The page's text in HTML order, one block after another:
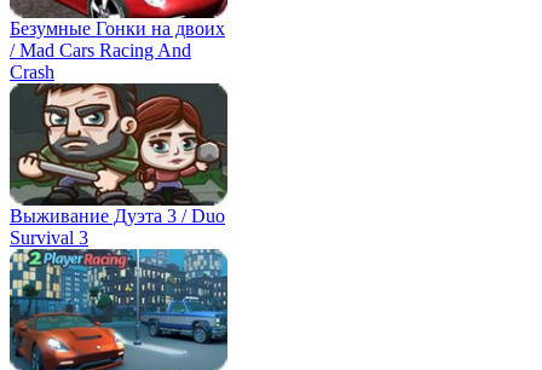
Безумные Гонки на двоих
/ Mad Cars Racing And
Crash
Выживание Дуэта 3 / Duo
Survival 3